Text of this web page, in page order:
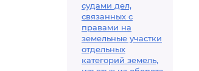
судами дел,
связанных с
правами на
земельные участки
отдельных
категорий земель,